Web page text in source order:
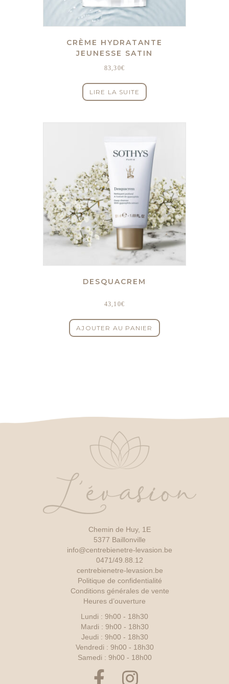
CRÈME HYDRATANTE
JEUNESSE SATIN
83,30€
LIRE LA SUITE
DESQUACREM
43,10€
AJOUTER AU PANIER
Chemin de Huy, 1E
5377 Baillonville
info@centrebienetre-levasion.be
0471/49.88.12
centrebienetre-levasion.be
Politique de confidentialité
Conditions générales de vente
Heures d’ouverture
Lundi : 9h00 - 18h30
Mardi : 9h00 - 18h30
Jeudi : 9h00 - 18h30
Vendredi : 9h00 - 18h30
Samedi : 9h00 - 18h00